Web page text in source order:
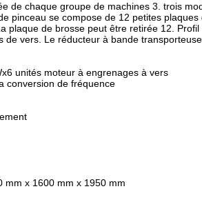
de chaque groupe de machines 3. trois
pinceau se compose de 12 petites
de brosse peut être retirée 12.
vers. Le réducteur à bande
unités moteur à engrenages à vers
conversion de fréquence
mm x 1600 mm x 1950 mm